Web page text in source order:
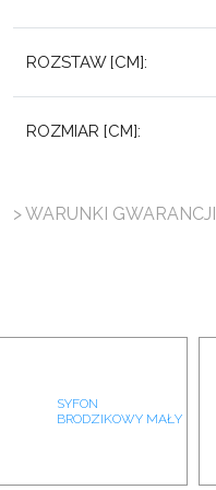
ROZSTAW [CM]:
ROZMIAR [CM]:
> WARUNKI GWARANCJI
SYFON
BRODZIKOWY MAŁY